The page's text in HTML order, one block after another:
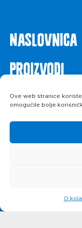
Ove web stranice
omogućile bolje
O
Naslovnica
Proizvodi
Recepti
Priča o ABC